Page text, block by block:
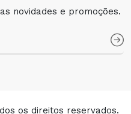
novidades e promoções.
os direitos reservados.